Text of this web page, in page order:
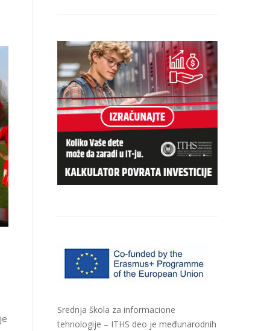
Srednja škola za informacione
tehnologije – ITHS deo je međunarodnih